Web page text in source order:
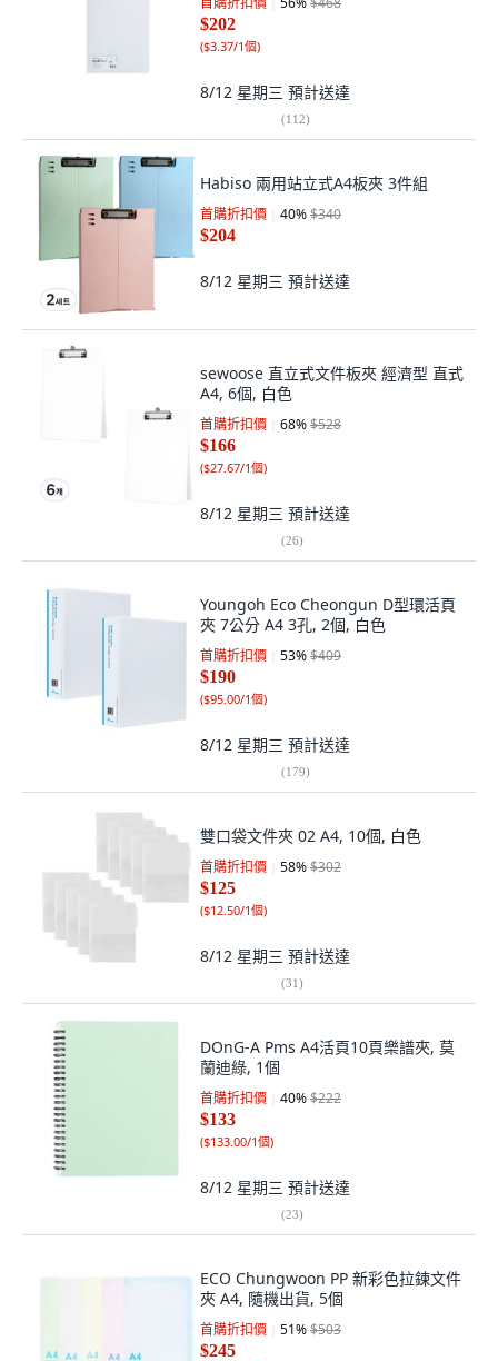
$202
($3.37/1個)
8/12 星期三 預計送達
(112)
Habiso 兩用站立式A4板夾 3件組
首購折扣價 40%$340
$204
8/12 星期三 預計送達
sewoose 直立式文件板夾 經濟型 直式
A4, 6個, 白色
首購折扣價 68%$528
$166
($27.67/1個)
8/12 星期三 預計送達
(26)
Youngoh Eco Cheongun D型環活頁
夾 7公分 A4 3孔, 2個, 白色
首購折扣價 53%$409
$190
($95.00/1個)
8/12 星期三 預計送達
(179)
雙口袋文件夾 02 A4, 10個, 白色
首購折扣價 58%$302
$125
($12.50/1個)
8/12 星期三 預計送達
(31)
DOnG-A Pms A4活頁10頁樂譜夾, 莫
蘭迪綠, 1個
首購折扣價 40%$222
$133
($133.00/1個)
8/12 星期三 預計送達
(23)
ECO Chungwoon PP 新彩色拉鍊文件
夾 A4, 隨機出貨, 5個
首購折扣價 51%$503
$245